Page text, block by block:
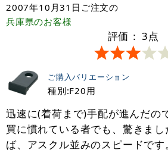
2007年10月31日 ご注文の
兵庫県のお客様
評価： 3点
ご購入バリエーション
種別:F20用
迅速に(着荷まで)手配が進んだの
買に慣れている者でも、驚きま
ば、アスクル並みのスピードです